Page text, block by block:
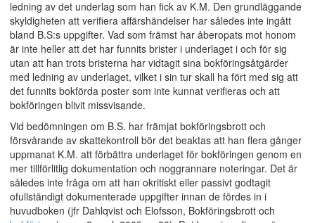
ledning av det underlag som han fick av K.M. Den grundläggande
skyldigheten att verifiera affärshändelser har således inte ingått
bland B.S:s uppgifter. Vad som främst har åberopats mot honom
är inte heller att det har funnits brister i underlaget i och för sig
utan att han trots bristerna har vidtagit sina bokföringsåtgärder
med ledning av underlaget, vilket i sin tur skall ha fört med sig att
det funnits bokförda poster som inte kunnat verifieras och att
bokföringen blivit missvisande.
Vid bedömningen om B.S. har främjat bokföringsbrott och
försvårande av skattekontroll bör det beaktas att han flera gånger
uppmanat K.M. att förbättra underlaget för bokföringen genom en
mer tillförlitlig dokumentation och noggrannare noteringar. Det är
således inte fråga om att han okritiskt eller passivt godtagit
ofullständigt dokumenterade uppgifter innan de fördes in i
huvudboken (jfr Dahlqvist och Elofsson, Bokföringsbrott och